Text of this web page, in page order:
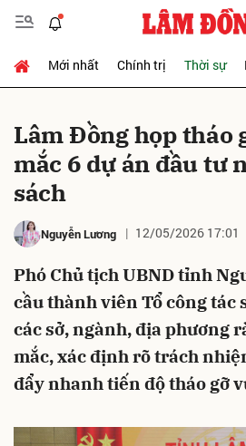
Mới nhất Chính trị Thời sự
Lâm Đồng họp tháo
mắc 6 dự án đầu tư
sách
Nguyễn Lương 12/05/2026 17:01
Phó Chủ tịch UBND tỉnh
cầu thành viên Tổ công tác
các sở, ngành, địa phương
mắc, xác định rõ trách
đẩy nhanh tiến độ tháo gỡ
Gửi bình luận